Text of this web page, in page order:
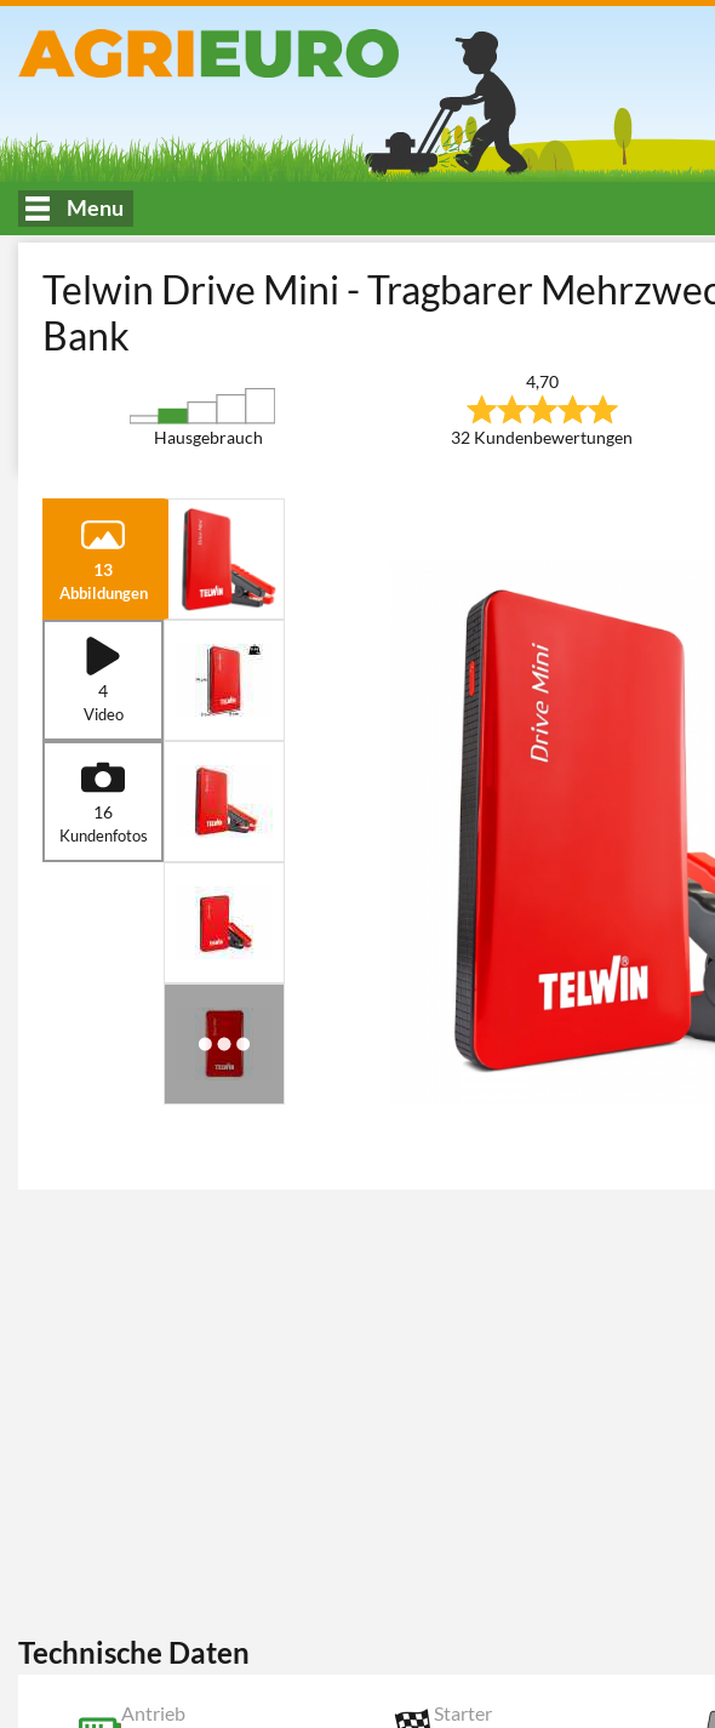
Menu
Telwin Drive Mini - Tragbarer
Bank
Hausgebrauch
4,70
32 Kundenbewertungen
13
Abbildungen
4
Video
16
Kundenfotos
Technische Daten
Antrieb Starter